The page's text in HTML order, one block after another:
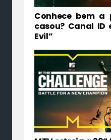
Conhece bem a
casou? Canal ID
Evil”